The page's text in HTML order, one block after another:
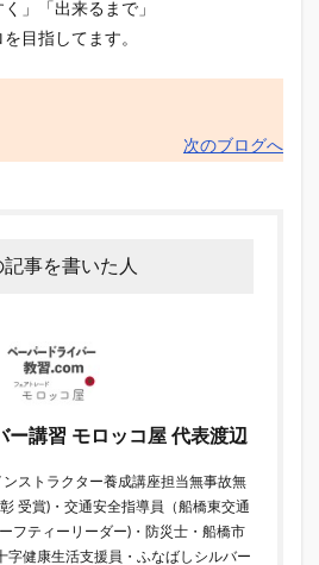
」「出来るまで」
目指してます。
次のブログへ
記事を書いた人
ー講習 モロッコ屋 代表渡辺
ストラクター養成講座担当無事故無
受賞)・交通安全指導員（船橋東交通
フティーリーダー)・防災士・船橋市
字健康生活支援員・ふなばしシルバー